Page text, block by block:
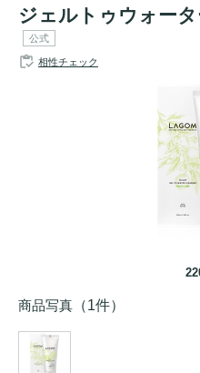
ジェルトゥウォータ
公式
相性チェック
商品写真 （1件）